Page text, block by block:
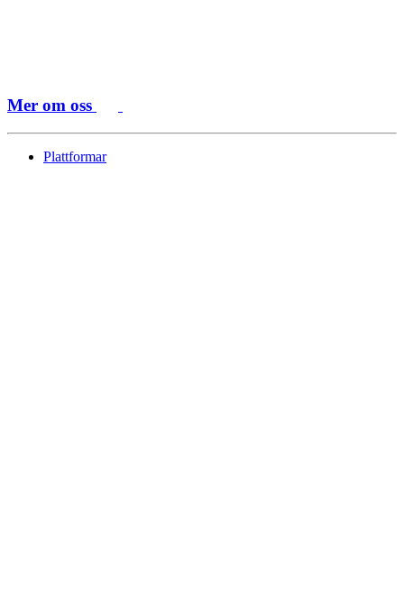
Mer om oss
Plattformar